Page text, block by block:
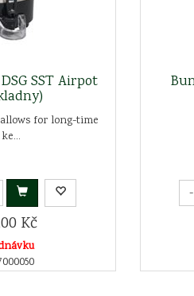
SST Airpot
for long-time
Kč
-